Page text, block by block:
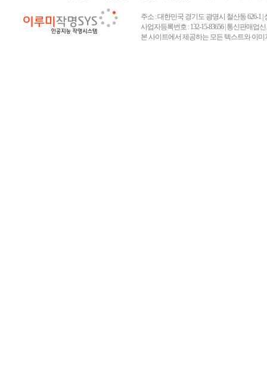
주소 : 대한민국 경기도 광명시 철산동 626-1 |
사업자등록번호 : 132-15-83656 | 통신판매업
본 사이트에서 제공하는 모든 텍스트와 이